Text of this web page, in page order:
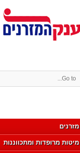
Go to...
מזרנים
מיטות מרופדות ומתכווננות